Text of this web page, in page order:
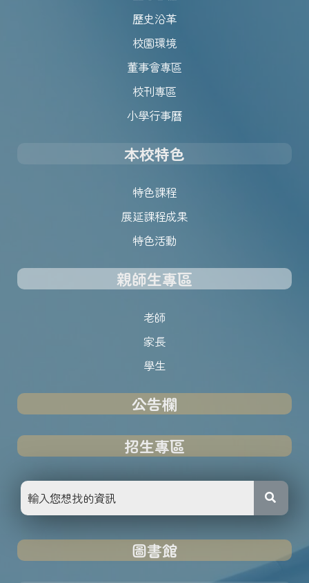
歷史沿革
校園環境
董事會專區
校刊專區
小學行事曆
本校特色
特色課程
展延課程成果
特色活動
親師生專區
老師
家長
學生
公告欄
招生專區
圖書館